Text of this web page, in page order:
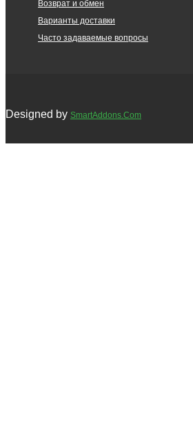
Возврат и обмен
Варианты доставки
Часто задаваемые вопросы
Designed by SmartAddons.Com